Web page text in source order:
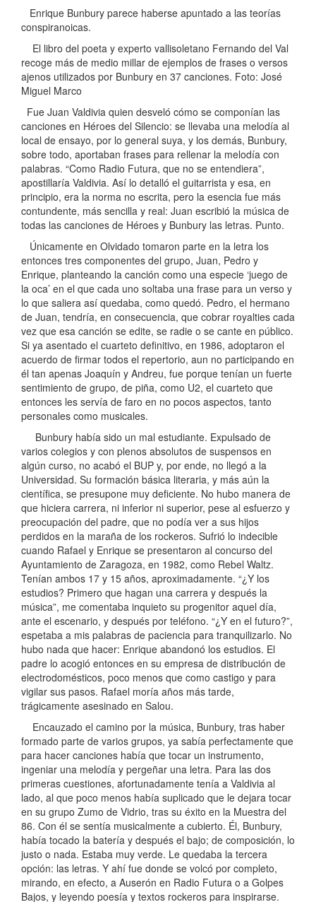
Enrique Bunbury parece haberse apuntado a las teorías
conspiranoicas.
El libro del poeta y experto vallisoletano Fernando del Val
recoge más de medio millar de ejemplos de frases o versos
ajenos utilizados por Bunbury en 37 canciones. Foto: José
Miguel Marco
Fue Juan Valdivia quien desveló cómo se componían las
canciones en Héroes del Silencio: se llevaba una melodía al
local de ensayo, por lo general suya, y los demás, Bunbury,
sobre todo, aportaban frases para rellenar la melodía con
palabras. “Como Radio Futura, que no se entendiera”,
apostillaría Valdivia. Así lo detalló el guitarrista y esa, en
principio, era la norma no escrita, pero la esencia fue más
contundente, más sencilla y real: Juan escribió la música de
todas las canciones de Héroes y Bunbury las letras. Punto.
Únicamente en Olvidado tomaron parte en la letra los
entonces tres componentes del grupo, Juan, Pedro y
Enrique, planteando la canción como una especie ‘juego de
la oca’ en el que cada uno soltaba una frase para un verso y
lo que saliera así quedaba, como quedó. Pedro, el hermano
de Juan, tendría, en consecuencia, que cobrar royalties cada
vez que esa canción se edite, se radie o se cante en público.
Si ya asentado el cuarteto definitivo, en 1986, adoptaron el
acuerdo de firmar todos el repertorio, aun no participando en
él tan apenas Joaquín y Andreu, fue porque tenían un fuerte
sentimiento de grupo, de piña, como U2, el cuarteto que
entonces les servía de faro en no pocos aspectos, tanto
personales como musicales.
Bunbury había sido un mal estudiante. Expulsado de
varios colegios y con plenos absolutos de suspensos en
algún curso, no acabó el BUP y, por ende, no llegó a la
Universidad. Su formación básica literaria, y más aún la
científica, se presupone muy deficiente. No hubo manera de
que hiciera carrera, ni inferior ni superior, pese al esfuerzo y
preocupación del padre, que no podía ver a sus hijos
perdidos en la maraña de los rockeros. Sufrió lo indecible
cuando Rafael y Enrique se presentaron al concurso del
Ayuntamiento de Zaragoza, en 1982, como Rebel Waltz.
Tenían ambos 17 y 15 años, aproximadamente. “¿Y los
estudios? Primero que hagan una carrera y después la
música”, me comentaba inquieto su progenitor aquel día,
ante el escenario, y después por teléfono. “¿Y en el futuro?”,
espetaba a mis palabras de paciencia para tranquilizarlo. No
hubo nada que hacer: Enrique abandonó los estudios. El
padre lo acogió entonces en su empresa de distribución de
electrodomésticos, poco menos que como castigo y para
vigilar sus pasos. Rafael moría años más tarde,
trágicamente asesinado en Salou.
Encauzado el camino por la música, Bunbury, tras haber
formado parte de varios grupos, ya sabía perfectamente que
para hacer canciones había que tocar un instrumento,
ingeniar una melodía y pergeñar una letra. Para las dos
primeras cuestiones, afortunadamente tenía a Valdivia al
lado, al que poco menos había suplicado que le dejara tocar
en su grupo Zumo de Vidrio, tras su éxito en la Muestra del
86. Con él se sentía musicalmente a cubierto. Él, Bunbury,
había tocado la batería y después el bajo; de composición, lo
justo o nada. Estaba muy verde. Le quedaba la tercera
opción: las letras. Y ahí fue donde se volcó por completo,
mirando, en efecto, a Auserón en Radio Futura o a Golpes
Bajos, y leyendo poesía y textos rockeros para inspirarse.